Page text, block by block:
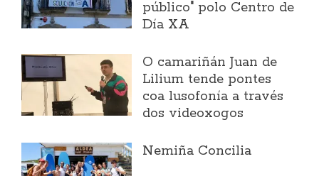
público" polo Centro de
Día XA
O camariñán Juan de
Lilium tende pontes
coa lusofonía a través
dos videoxogos
Nemiña Concilia